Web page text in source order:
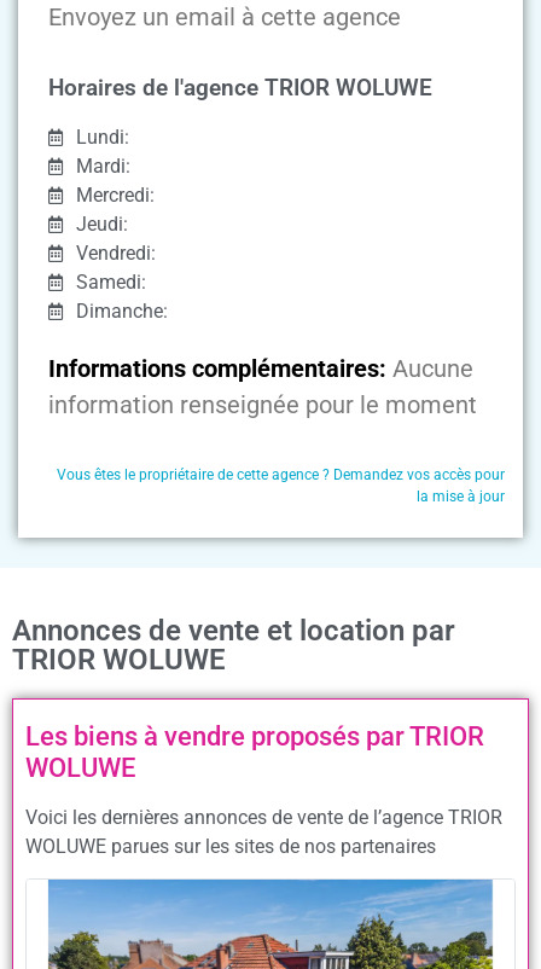
Envoyez un email à cette agence
Horaires de l'agence TRIOR WOLUWE
Lundi:
Mardi:
Mercredi:
Jeudi:
Vendredi:
Samedi:
Dimanche:
Informations complémentaires: Aucune
information renseignée pour le moment
Vous êtes le propriétaire de cette agence ? Demandez vos accès pour
la mise à jour
Annonces de vente et location par
TRIOR WOLUWE
Les biens à vendre proposés par TRIOR
WOLUWE
Voici les dernières annonces de vente de l’agence TRIOR
WOLUWE parues sur les sites de nos partenaires